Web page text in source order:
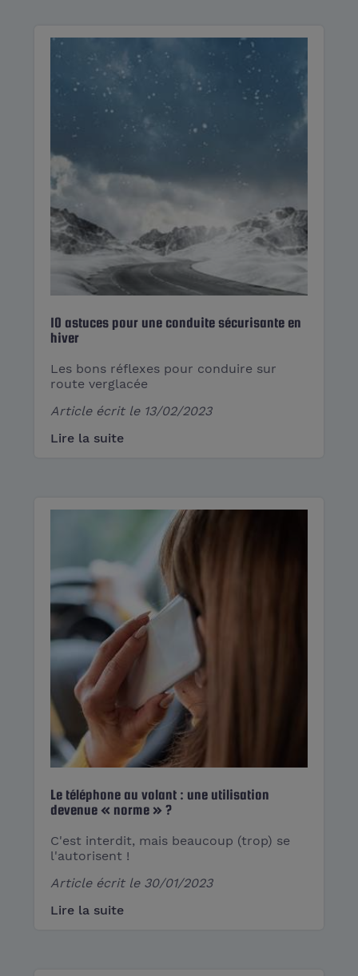
10 astuces pour une conduite sécurisante en
hiver
Les bons réflexes pour conduire sur
route verglacée
Article écrit le 13/02/2023
Lire la suite
Le téléphone au volant : une utilisation
devenue « norme » ?
C'est interdit, mais beaucoup (trop) se
l'autorisent !
Article écrit le 30/01/2023
Lire la suite